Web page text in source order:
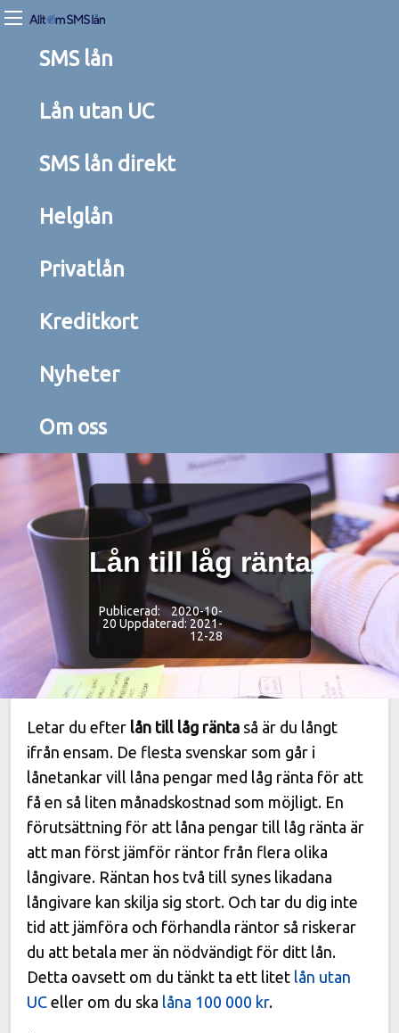
SMS lån
Lån utan UC
SMS lån direkt
Helglån
Privatlån
Kreditkort
Nyheter
Om oss
Lån till låg ränta
Publicerad: 2020-10-
20 Uppdaterad: 2021-
12-28
Letar du efter lån till låg ränta så är du långt
ifrån ensam. De flesta svenskar som går i
lånetankar vill låna pengar med låg ränta för att
få en så liten månadskostnad som möjligt. En
förutsättning för att låna pengar till låg ränta är
att man först jämför räntor från flera olika
långivare. Räntan hos två till synes likadana
långivare kan skilja sig stort. Och tar du dig inte
tid att jämföra och förhandla räntor så riskerar
du att betala mer än nödvändigt för ditt lån.
Detta oavsett om du tänkt ta ett litet lån utan
UC eller om du ska låna 100 000 kr.